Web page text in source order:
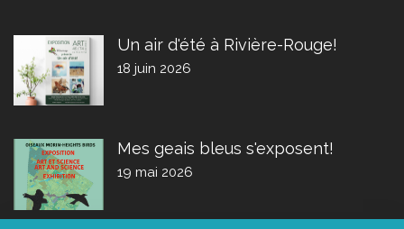
Un air d'été à Rivière-Rouge!
18 juin 2026
Mes geais bleus s'exposent!
19 mai 2026